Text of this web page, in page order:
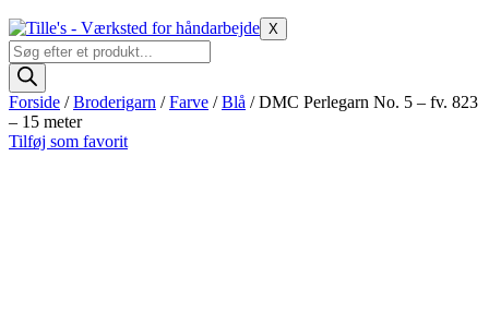
X
Products
search
Forside /Broderigarn /Farve /Blå / DMC Perlegarn No. 5 – fv. 823
– 15 meter
Tilføj som favorit